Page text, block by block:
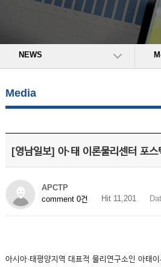
NEWS
Media
[영남일보] 아·태 이론물리센터 포스
APCTP
comment 0건
Hit 11,201
아시아·태평양지역 대표적 물리연구소인 아태